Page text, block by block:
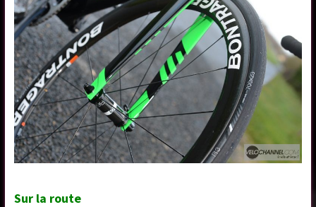
Sur la route